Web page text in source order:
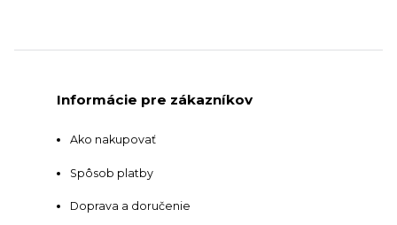
Informácie pre zákazníkov
Ako nakupovať
Spôsob platby
Doprava a doručenie